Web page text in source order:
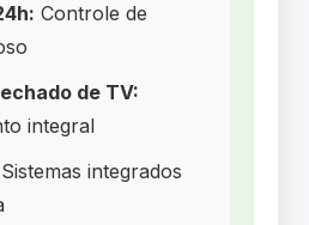
Controle de
de TV:
integral
Sistemas integrados